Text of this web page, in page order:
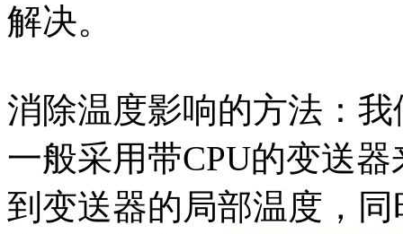
解决。
消除温度影响的方法：
一般采用带CPU的变送
到变送器的局部温度，